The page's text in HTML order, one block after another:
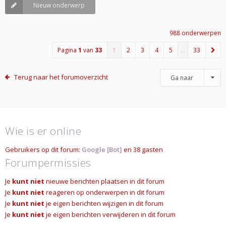
Nieuw onderwerp
988 onderwerpen
Pagina 1 van 33 1 2 3 4 5 … 33
Terug naar het forumoverzicht Ga naar
Wie is er online
Gebruikers op dit forum: Google [Bot] en 38 gasten
Forumpermissies
Je kunt niet nieuwe berichten plaatsen in dit forum
Je kunt niet reageren op onderwerpen in dit forum
Je kunt niet je eigen berichten wijzigen in dit forum
Je kunt niet je eigen berichten verwijderen in dit forum